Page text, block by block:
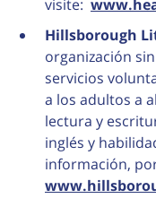
visite:
Hillsborough
organización
servicios
a los adultos a
lectura y
inglés y
información,